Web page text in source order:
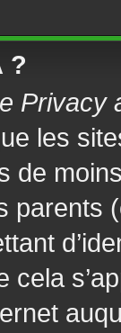
?
Privacy
les
de
parents
cela